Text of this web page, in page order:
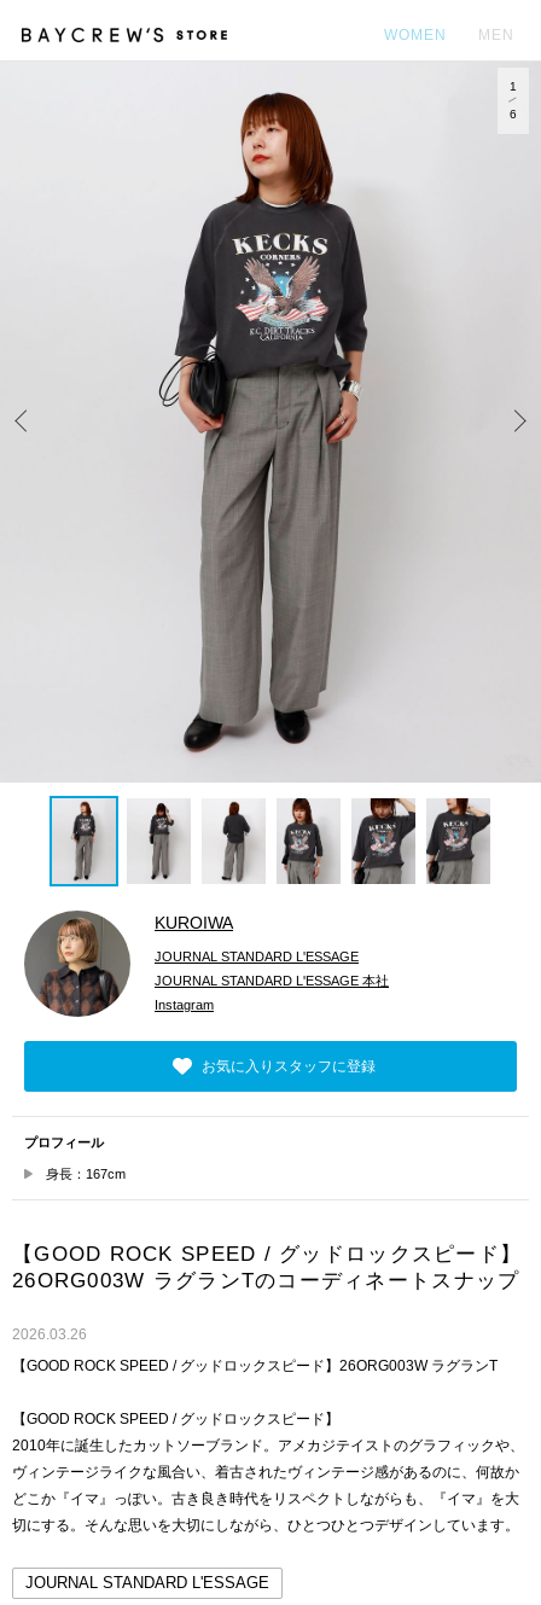
WOMEN MEN
1
6
KUROIWA
JOURNAL STANDARD L'ESSAGE
JOURNAL STANDARD L'ESSAGE 本社
Instagram
お気に入りスタッフに登録
プロフィール
身長：167cm
【GOOD ROCK SPEED / グッドロックスピード】
26ORG003W ラグランTのコーディネートスナップ
2026.03.26
【GOOD ROCK SPEED / グッドロックスピード】26ORG003W ラグランT
【GOOD ROCK SPEED / グッドロックスピード】
2010年に誕生したカットソーブランド。アメカジテイストのグラフィックや、
ヴィンテージライクな風合い、着古されたヴィンテージ感があるのに、何故か
どこか『イマ』っぽい。古き良き時代をリスペクトしながらも、『イマ』を大
切にする。そんな思いを大切にしながら、ひとつひとつデザインしています。
JOURNAL STANDARD L'ESSAGE